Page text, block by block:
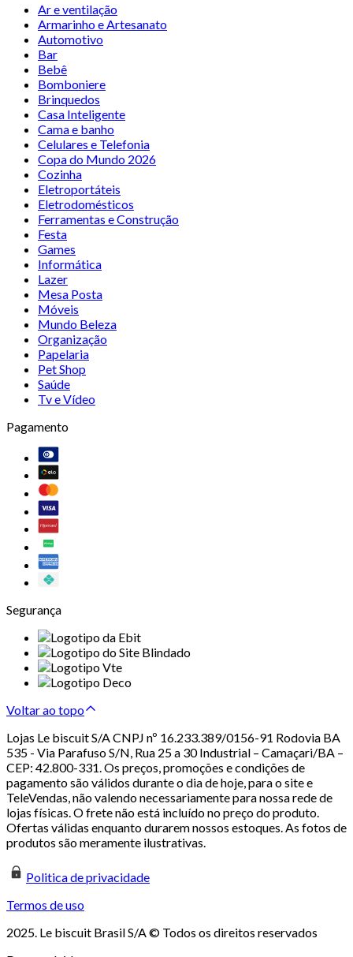
Ar e ventilação
Armarinho e Artesanato
Automotivo
Bar
Bebê
Bomboniere
Brinquedos
Casa Inteligente
Cama e banho
Celulares e Telefonia
Copa do Mundo 2026
Cozinha
Eletroportáteis
Eletrodomésticos
Ferramentas e Construção
Festa
Games
Informática
Lazer
Mesa Posta
Móveis
Mundo Beleza
Organização
Papelaria
Pet Shop
Saúde
Tv e Vídeo
Pagamento
Segurança
Voltar ao topo
Lojas Le biscuit S/A CNPJ nº 16.233.389/0156-91 Rodovia BA
535 - Via Parafuso S/N, Rua 25 a 30 Industrial – Camaçari/BA –
CEP: 42.800-331. Os preços, promoções e condições de
pagamento são válidos durante o dia de hoje, para o site e
TeleVendas, não valendo necessariamente para nossa rede de
lojas físicas. O frete não está incluído no preço do produto.
Ofertas válidas enquanto durarem nossos estoques. As fotos de
produtos são meramente ilustrativas.
Politica de privacidade
Termos de uso
2025. Le biscuit Brasil S/A © Todos os direitos reservados